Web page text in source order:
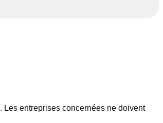
. Les entreprises concernées ne doivent